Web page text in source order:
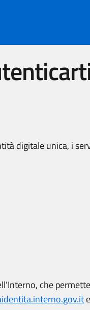
digitale unica, i
che